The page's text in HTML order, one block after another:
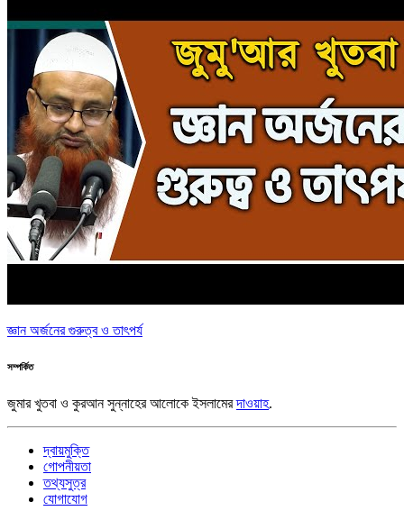
জ্ঞান অর্জনের গুরুত্ব ও তাৎপর্য
সম্পর্কিত
জুমার খুতবা ও কুরআন সুন্নাহের আলোকে ইসলামেরদাওয়াহ.
দ্বায়মুক্তি
গোপনীয়তা
তথ্যসুত্র
যোগাযোগ